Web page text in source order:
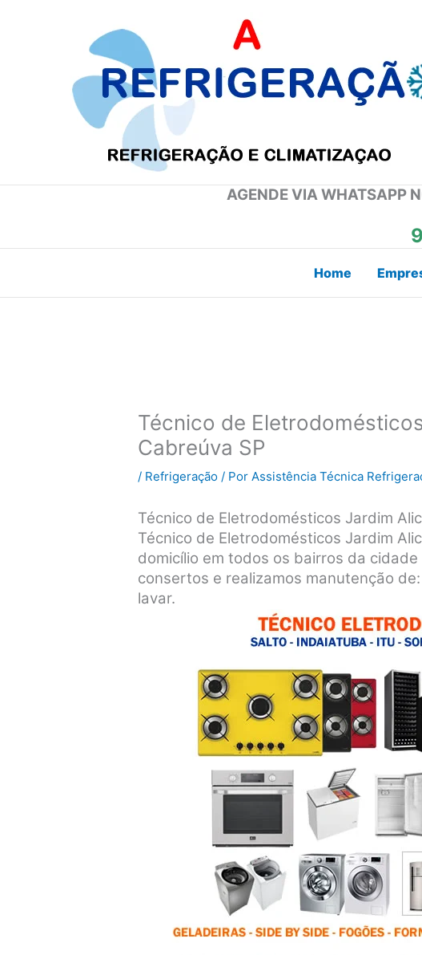
AGENDE VIA WHATSAPP
Home
Técnico de
Cabreúva SP
/ Refrigeração / PorAssistência Técnica
Técnico de Eletrodomésticos Jardim
Técnico de Eletrodomésticos Jardim
domicílio em todos os bairros da
consertos e realizamos manutenção
lavar.